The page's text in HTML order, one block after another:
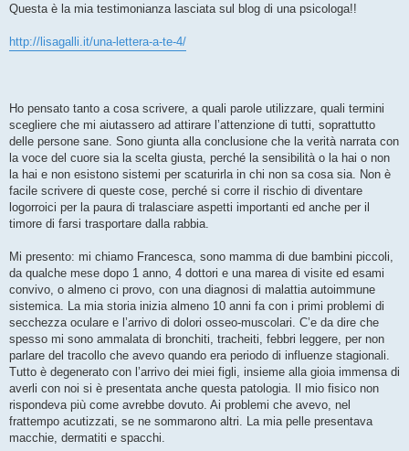
s
g
g
Questa è la mia testimonianza lasciata sul blog di una psicologa!!
http://lisagalli.it/una-lettera-a-te-4/
Ho pensato tanto a cosa scrivere, a quali parole utilizzare, quali termini
scegliere che mi aiutassero ad attirare l’attenzione di tutti, soprattutto
delle persone sane. Sono giunta alla conclusione che la verità narrata con
la voce del cuore sia la scelta giusta, perché la sensibilità o la hai o non
la hai e non esistono sistemi per scaturirla in chi non sa cosa sia. Non è
facile scrivere di queste cose, perché si corre il rischio di diventare
logorroici per la paura di tralasciare aspetti importanti ed anche per il
timore di farsi trasportare dalla rabbia.
Mi presento: mi chiamo Francesca, sono mamma di due bambini piccoli,
da qualche mese dopo 1 anno, 4 dottori e una marea di visite ed esami
convivo, o almeno ci provo, con una diagnosi di malattia autoimmune
sistemica. La mia storia inizia almeno 10 anni fa con i primi problemi di
secchezza oculare e l’arrivo di dolori osseo-muscolari. C’e da dire che
spesso mi sono ammalata di bronchiti, tracheiti, febbri leggere, per non
parlare del tracollo che avevo quando era periodo di influenze stagionali.
Tutto è degenerato con l’arrivo dei miei figli, insieme alla gioia immensa di
averli con noi si è presentata anche questa patologia. Il mio fisico non
rispondeva più come avrebbe dovuto. Ai problemi che avevo, nel
frattempo acutizzati, se ne sommarono altri. La mia pelle presentava
macchie, dermatiti e spacchi.